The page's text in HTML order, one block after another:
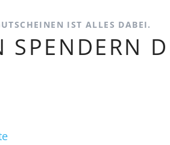
IST ALLES DABEI.